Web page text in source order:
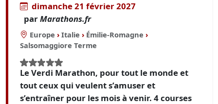
dimanche 21 février 2027
parMarathons.fr
Europe › Italie › Émilie-Romagne ›
Salsomaggiore Terme
Le Verdi Marathon, pour tout le monde et
tout ceux qui veulent s’amuser et
s’entraîner pour les mois à venir. 4 courses